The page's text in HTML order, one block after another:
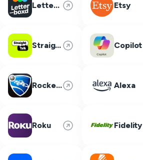
Letterboxd Etsy
Straight Talk Copilot
Rocket League Alexa
Roku Fidelity